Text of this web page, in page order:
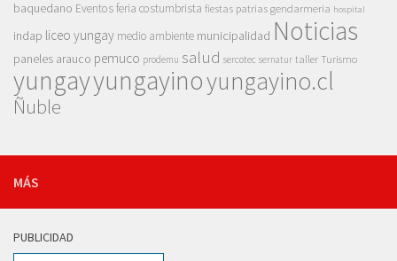
baquedano Eventosferia costumbrista fiestas patrias gendarmeria hospital
indap liceo yungay medio ambiente municipalidad Noticias
paneles arauco pemuco prodemu salud sercotec sernatur taller Turismo
yungayyungayinoyungayino.cl
Ñuble
MÁS
PUBLICIDAD